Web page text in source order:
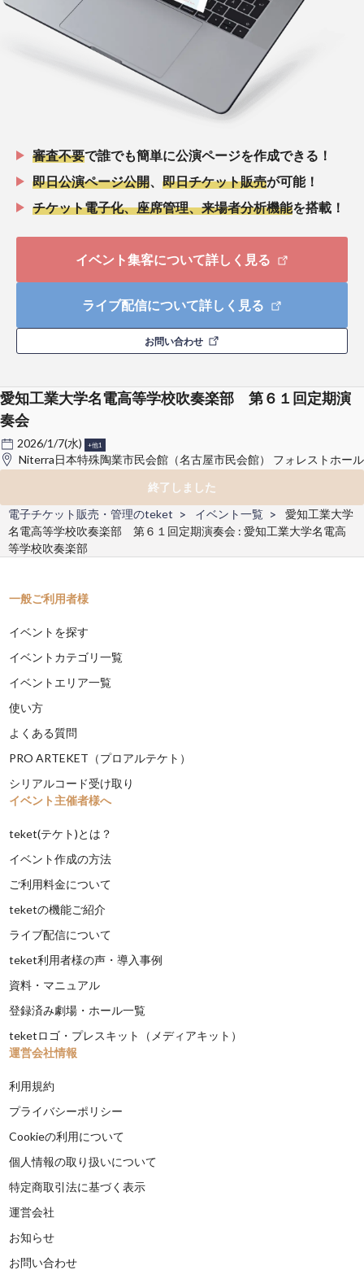
審査不要で誰でも簡単に公演ページを作成できる！
即日公演ページ公開
即日チケット販売が可能！
チケット電子化、座席管理、来場者分析機能を搭載！
イベント集客について詳しく見る
ライブ配信について詳しく見る
お問い合わせ
愛知工業大学名電高等学校吹奏楽部 第６１回定期演
奏会
2026/1/7(水) +他1
Niterra日本特殊陶業市民会館（名古屋市民会館） フォレストホール
終了しました
電子チケット販売・管理のteket
イベント一覧
愛知工業大学
名電高等学校吹奏楽部 第６１回定期演奏会 : 愛知工業大学名電高
等学校吹奏楽部
一般ご利用者様
イベントを探す
イベントカテゴリ一覧
イベントエリア一覧
使い方
よくある質問
PRO ARTEKET（プロアルテケト）
シリアルコード受け取り
イベント主催者様へ
teket(テケト)とは？
イベント作成の方法
ご利用料金について
teketの機能ご紹介
ライブ配信について
teket利用者様の声・導入事例
資料・マニュアル
登録済み劇場・ホール一覧
teketロゴ・プレスキット（メディアキット）
運営会社情報
利用規約
プライバシーポリシー
Cookieの利用について
個人情報の取り扱いについて
特定商取引法に基づく表示
運営会社
お知らせ
お問い合わせ